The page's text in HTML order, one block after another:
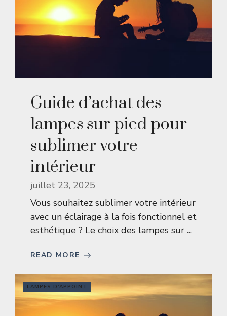
Guide d’achat des
lampes sur pied pour
sublimer votre
intérieur
juillet 23, 2025
Vous souhaitez sublimer votre intérieur
avec un éclairage à la fois fonctionnel et
esthétique ? Le choix des lampes sur ...
READ MORE
LAMPES D'APPOINT